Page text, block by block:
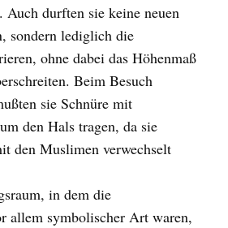
durften sie keine neuen
sondern lediglich die
ohne dabei das Höhenmaß
Beim Besuch
sie Schnüre mit
den Hals tragen, da sie
den Muslimen verwechselt
in dem die
allem symbolischer Art waren,